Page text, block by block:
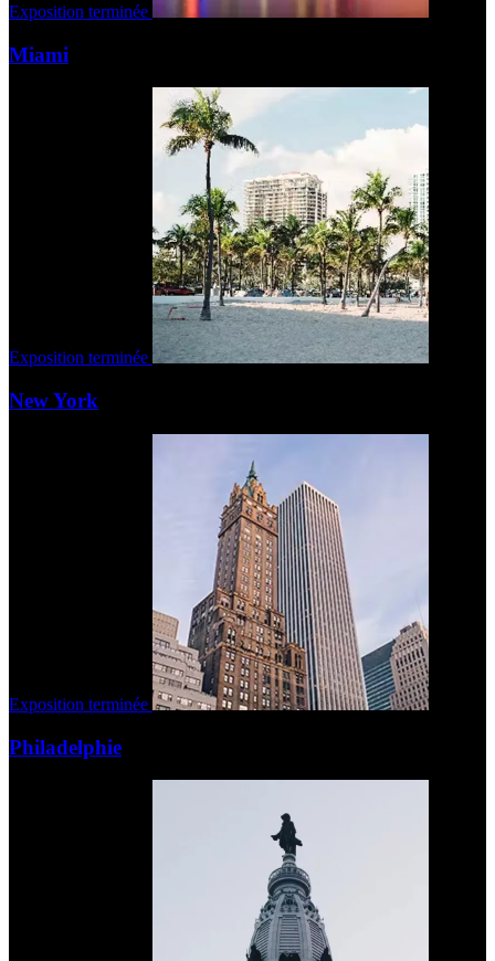
Exposition terminée
Miami
Exposition terminée
New York
Exposition terminée
Philadelphie